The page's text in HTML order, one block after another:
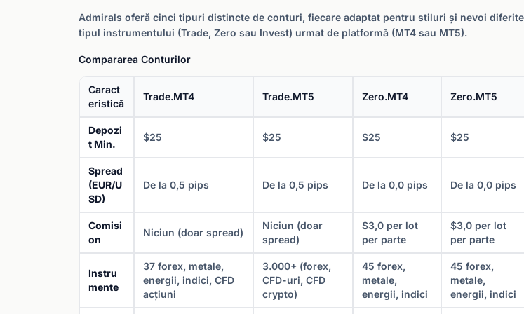
Admirals oferă cinci tipuri distincte de conturi, fiecare adaptat pentru stiluri și nevoi
tipul instrumentului (Trade, Zero sau Invest) urmat de platformă (MT4 sau MT5).
Compararea Conturilor
Caract
eristică
Trade.MT4 Trade.MT5 Zero.MT4 Zero.MT5
Depozi
t Min.
$25 $25 $25 $25
Spread
(EUR/U
SD)
De la 0,5 pips De la 0,5 pips De la 0,0 pips De la 0,0 pips
Comisi
on
Niciun (doar spread)
Niciun (doar
spread)
$3,0 per lot
per parte
$3,0 per lot
per parte
Instru
mente
37 forex, metale,
energii, indici, CFD
acțiuni
3.000+ (forex,
CFD-uri, CFD
crypto)
45 forex,
metale,
energii, indici
45 forex,
metale,
energii, indici